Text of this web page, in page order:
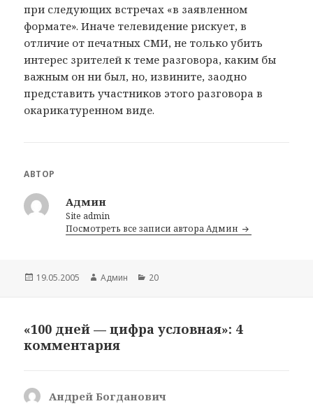
при следующих встречах «в заявленном
формате». Иначе телевидение рискует, в
отличие от печатных СМИ, не только убить
интерес зрителей к теме разговора, каким бы
важным он ни был, но, извините, заодно
представить участников этого разговора в
окарикатуренном виде.
АВТОР
Админ
Site admin
Посмотреть все записи автора Админ
Опубликовано
19.05.2005 Автор
Админ Рубрики
20
«100 дней — цифра условная»: 4
комментария
Андрей Богданович